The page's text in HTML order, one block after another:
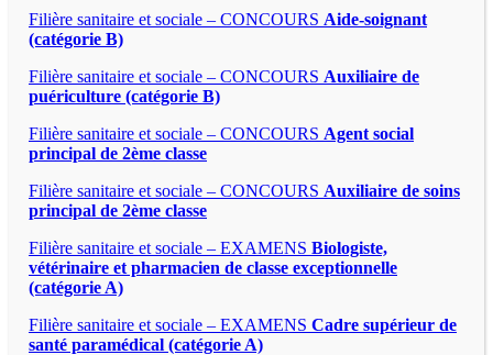
Filière sanitaire et sociale – CONCOURS Aide-soignant
(catégorie B)
Filière sanitaire et sociale – CONCOURS Auxiliaire de
puériculture (catégorie B)
Filière sanitaire et sociale – CONCOURS Agent social
principal de 2ème classe
Filière sanitaire et sociale – CONCOURS Auxiliaire de soins
principal de 2ème classe
Filière sanitaire et sociale – EXAMENS Biologiste,
vétérinaire et pharmacien de classe exceptionnelle
(catégorie A)
Filière sanitaire et sociale – EXAMENS Cadre supérieur de
santé paramédical (catégorie A)